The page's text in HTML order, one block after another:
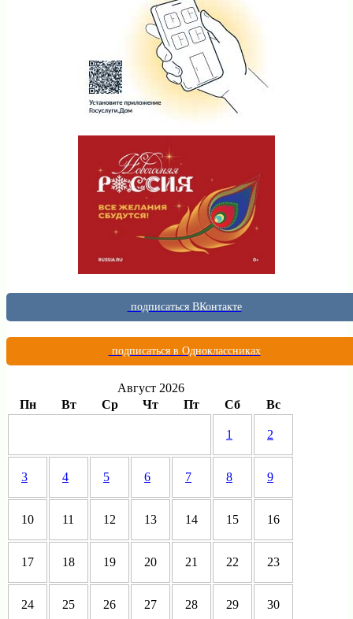
подписаться ВКонтакте
подписаться в Одноклассниках
Август 2026
Пн
Вт Ср Чт Пт Сб Вс
1 2
3 4 5 6 7 8 9
10 11 12 13 14 15 16
17 18 19 20 21 22 23
24 25 26 27 28 29 30